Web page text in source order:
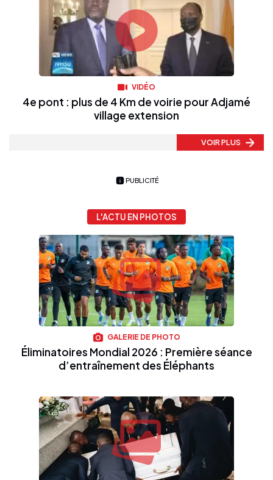
VIDÉO
4e pont : plus de 4 Km de voirie pour Adjamé
village extension
VOIR PLUS
PUBLICITÉ
L'ACTU EN PHOTOS
GALERIE DE PHOTO
Éliminatoires Mondial 2026 : Première séance
d’entraînement des Éléphants